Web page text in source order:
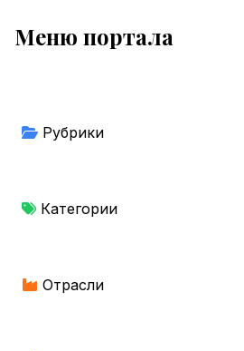
Меню портала
Рубрики
Категории
Отрасли